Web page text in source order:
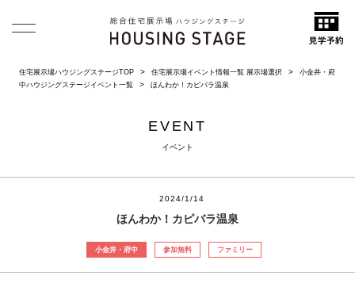
住宅展示場ハウジングステージTOP 住宅展示場イベント情報一覧 展示場選択
小金井・府
中ハウジングステージイベント一覧
ほんわか！カピバラ温泉
EVENT
イベント
2024/1/14
ほんわか！カピバラ温泉
小金井・府中 参加無料 ファミリー